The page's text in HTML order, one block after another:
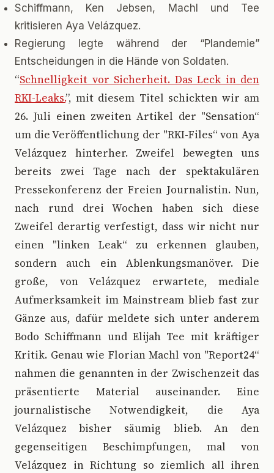
Schiffmann, Ken Jebsen, Machl und Tee
kritisieren Aya Velázquez.
Regierung legte während der “Plandemie”
Entscheidungen in die Hände von Soldaten.
“Schnelligkeit vor Sicherheit. Das Leck in den
RKI-Leaks.”, mit diesem Titel schickten wir am
26. Juli einen zweiten Artikel der "Sensation“
um die Veröffentlichung der "RKI-Files“ von Aya
Velázquez hinterher. Zweifel bewegten uns
bereits zwei Tage nach der spektakulären
Pressekonferenz der Freien Journalistin. Nun,
nach rund drei Wochen haben sich diese
Zweifel derartig verfestigt, dass wir nicht nur
einen "linken Leak“ zu erkennen glauben,
sondern auch ein Ablenkungsmanöver. Die
große, von Velázquez erwartete, mediale
Aufmerksamkeit im Mainstream blieb fast zur
Gänze aus, dafür meldete sich unter anderem
Bodo Schiffmann und Elijah Tee mit kräftiger
Kritik. Genau wie Florian Machl von "Report24“
nahmen die genannten in der Zwischenzeit das
präsentierte Material auseinander. Eine
journalistische Notwendigkeit, die Aya
Velázquez bisher säumig blieb. An den
gegenseitigen Beschimpfungen, mal von
Velázquez in Richtung so ziemlich all ihren